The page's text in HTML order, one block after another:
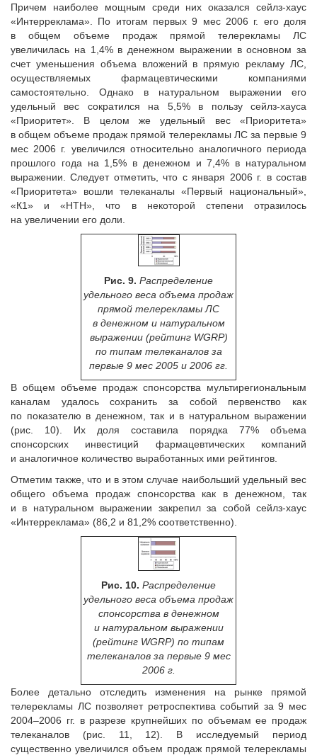
Причем наиболее мощным среди них оказался сейлз-хаус
«Интерреклама». По итогам первых 9 мес 2006 г. его доля
в общем объеме продаж прямой телерекламы ЛС
увеличилась на 1,4% в денежном выражении в основном за
счет уменьшения объема вложений в прямую рекламу ЛС,
осуществляемых фармацевтическими компаниями
самостоятельно. Однако в натуральном выражении его
удельный вес сократился на 5,5% в пользу сейлз-хауса
«Приоритет». В целом же удельный вес «Приоритета»
в общем объеме продаж прямой телерекламы ЛС за первые 9
мес 2006 г. увеличился относительно аналогичного периода
прошлого года на 1,5% в денежном и 7,4% в натуральном
выражении. Следует отметить, что с января 2006 г. в состав
«Приоритета» вошли телеканалы «Первый национальный»,
«К1» и «НТН», что в некоторой степени отразилось
на увеличении его доли.
Рис. 9. Распределение
удельного веса объема продаж
прямой телерекламы ЛС
в денежном и натуральном
выражении (рейтинг WGRP)
по типам телеканалов за
первые 9 мес 2005 и 2006 гг.
В общем объеме продаж спонсорства мультирегиональным
каналам удалось сохранить за собой первенство как
по показателю в денежном, так и в натуральном выражении
(рис. 10). Их доля составила порядка 77% объема
спонсорских инвестиций фармацевтических компаний
и аналогичное количество выработанных ими рейтингов.
Отметим также, что и в этом случае наибольший удельный вес
общего объема продаж спонсорства как в денежном, так
и в натуральном выражении закрепил за собой сейлз-хаус
«Интерреклама» (86,2 и 81,2% соответственно).
Рис. 10. Распределение
удельного веса объема продаж
спонсорства в денежном
и натуральном выражении
(рейтинг WGRP) по типам
телеканалов за первые 9 мес
2006 г.
Более детально отследить изменения на рынке прямой
телерекламы ЛС позволяет ретроспектива событий за 9 мес
2004–2006 гг. в разрезе крупнейших по объемам ее продаж
телеканалов (рис. 11, 12). В исследуемый период
существенно увеличился объем продаж прямой телерекламы